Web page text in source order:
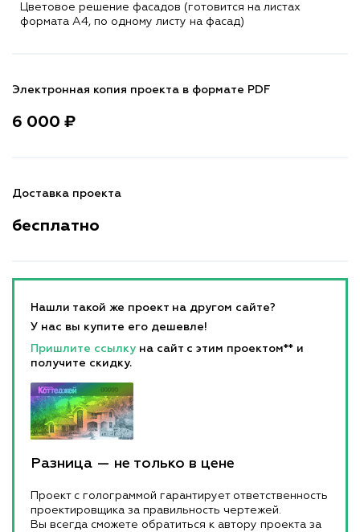
Цветовое решение фасадов (готовится на листах
формата A4, по одному листу на фасад)
Электронная копия проекта в формате PDF
6 000 ₽
Доставка проекта
бесплатно
Нашли такой же проект на другом сайте?
У нас вы купите его дешевле!
Пришлите ссылку на сайт с этим проектом** и
получите скидку.
Разница — не только в цене
Проект с голограммой гарантирует ответственность
проектировщика за правильность чертежей.
Вы всегда сможете обратиться к автору проекта за